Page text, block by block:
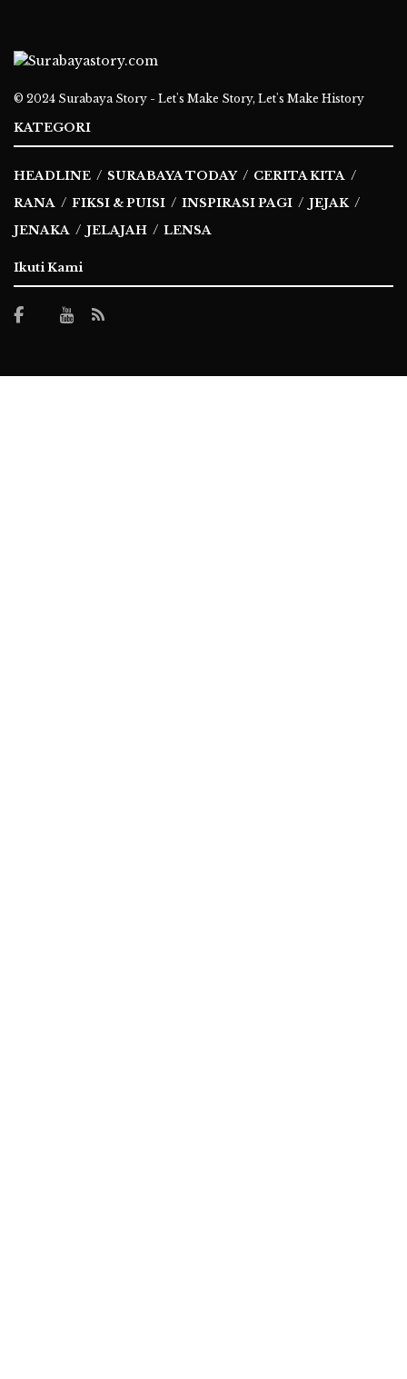
© 2024 Surabaya Story - Let's Make Story, Let's Make History
KATEGORI
HEADLINE SURABAYA TODAY
CERITA KITA
RANA
FIKSI & PUISI INSPIRASI PAGI
JEJAK
JENAKA
JELAJAH LENSA
Ikuti Kami